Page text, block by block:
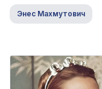
Энес Махмутович